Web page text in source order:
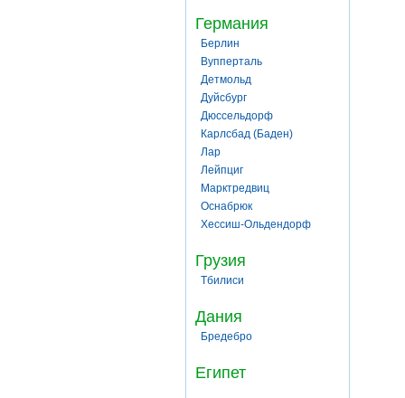
Германия
Берлин
Вупперталь
Детмольд
Дуйсбург
Дюссельдорф
Карлсбад (Баден)
Лар
Лейпциг
Марктредвиц
Оснабрюк
Хессиш-Ольдендорф
Грузия
Тбилиси
Дания
Бредебро
Египет